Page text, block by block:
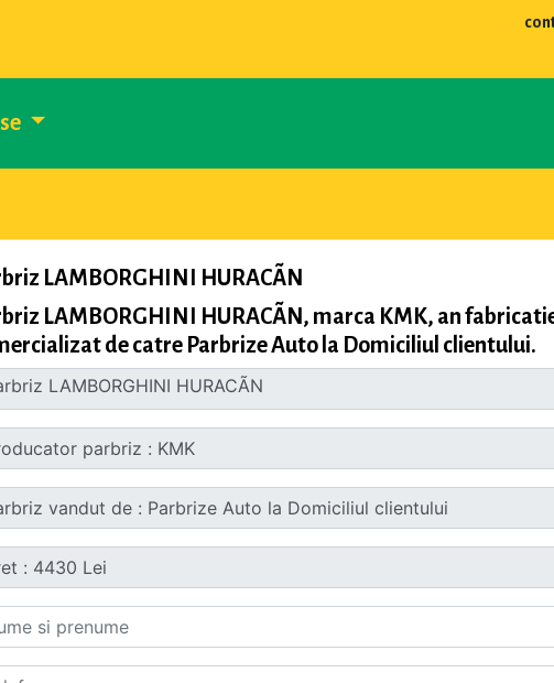
LAMBORGHINI HURACÃN
LAMBORGHINI HURACÃN, marca KMK, an
de catre Parbrize Auto la Domiciliul clientului.